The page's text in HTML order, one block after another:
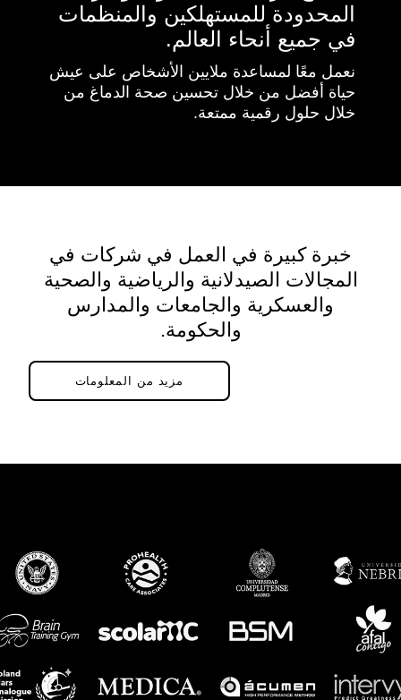
المحدودة للمستهلكين والمنظمات
في جميع أنحاء العالم.
نعمل معًا لمساعدة ملايين الأشخاص على عيش
حياة أفضل من خلال تحسين صحة الدماغ من
خلال حلول رقمية ممتعة.
خبرة كبيرة في العمل في شركات في
المجالات الصيدلانية والرياضية والصحية
والعسكرية والجامعات والمدارس
والحكومة.
مزيد من المعلومات